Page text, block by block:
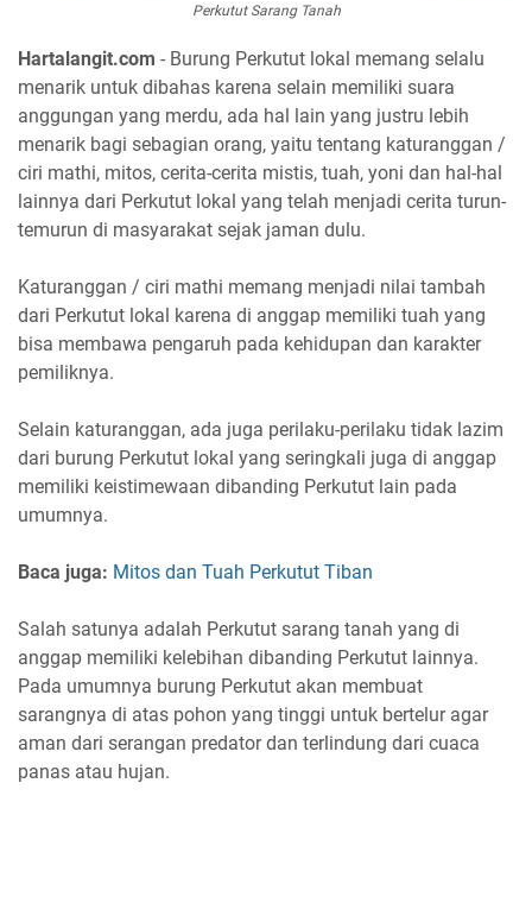
Perkutut Sarang Tanah
Hartalangit.com - Burung Perkutut lokal memang selalu
menarik untuk dibahas karena selain memiliki suara
anggungan yang merdu, ada hal lain yang justru lebih
menarik bagi sebagian orang, yaitu tentang katuranggan /
ciri mathi, mitos, cerita-cerita mistis, tuah, yoni dan hal-hal
lainnya dari Perkutut lokal yang telah menjadi cerita turun-
temurun di masyarakat sejak jaman dulu.
Katuranggan / ciri mathi memang menjadi nilai tambah
dari Perkutut lokal karena di anggap memiliki tuah yang
bisa membawa pengaruh pada kehidupan dan karakter
pemiliknya.
Selain katuranggan, ada juga perilaku-perilaku tidak lazim
dari burung Perkutut lokal yang seringkali juga di anggap
memiliki keistimewaan dibanding Perkutut lain pada
umumnya.
Baca juga: Mitos dan Tuah Perkutut Tiban
Salah satunya adalah Perkutut sarang tanah yang di
anggap memiliki kelebihan dibanding Perkutut lainnya.
Pada umumnya burung Perkutut akan membuat
sarangnya di atas pohon yang tinggi untuk bertelur agar
aman dari serangan predator dan terlindung dari cuaca
panas atau hujan.